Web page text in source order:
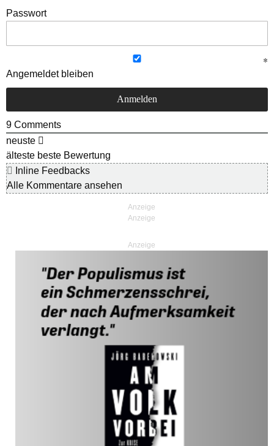
Passwort
Angemeldet bleiben
9 Comments
neuste
älteste beste Bewertung
Inline Feedbacks
Alle Kommentare ansehen
Anzeige